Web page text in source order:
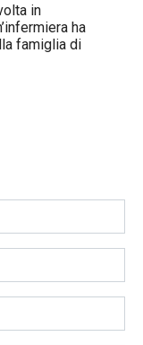
in
ha
famiglia di